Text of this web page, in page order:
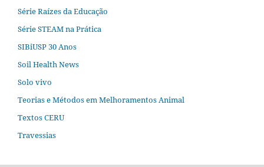
Série Raízes da Educação
Série STEAM na Prática
SIBiUSP 30 Anos
Soil Health News
Solo vivo
Teorias e Métodos em Melhoramentos Animal
Textos CERU
Travessias